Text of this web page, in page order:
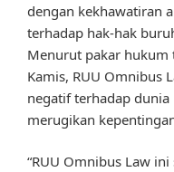
dengan kekhawatiran
terhadap hak-hak
Menurut pakar hukum
Kamis, RUU Omnibus
negatif terhadap
merugikan
“RUU Omnibus Law